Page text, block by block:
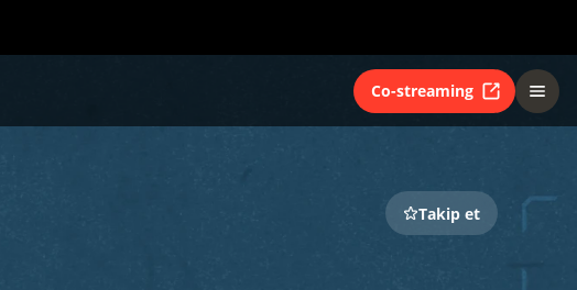
Co-streaming
Takip et